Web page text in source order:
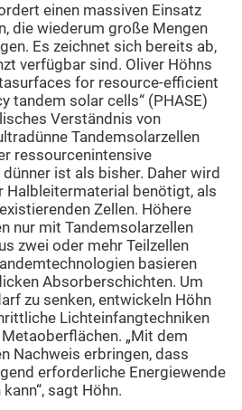
einen massiven Einsatz
die wiederum große Mengen
Es zeichnet sich bereits ab,
verfügbar sind. Oliver Höhns
for resource-efficient
tandem solar cells“ (PHASE)
Verständnis von
Tandemsolarzellen
ressourcenintensive
ist als bisher. Daher wird
Halbleitermaterial benötigt, als
Zellen. Höhere
nur mit Tandemsolarzellen
zwei oder mehr Teilzellen
basieren
Absorberschichten. Um
zu senken, entwickeln Höhn
Lichteinfangtechniken
„Mit dem
Nachweis erbringen, dass
erforderliche Energiewende
sagt Höhn.